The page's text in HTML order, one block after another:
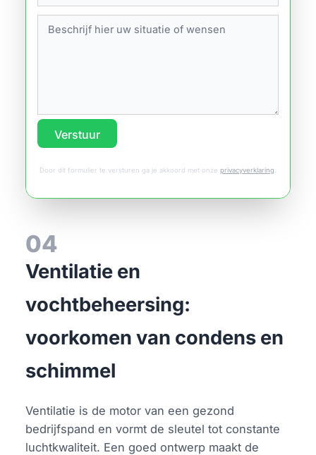
Verstuur
Door dit formulier te versturen ga je akkoord met onze privacyverklaring
04
Ventilatie en
vochtbeheersing:
voorkomen van condens en
schimmel
Ventilatie is de motor van een gezond
bedrijfspand en vormt de sleutel tot constante
luchtkwaliteit. Een goed ontwerp maakt de